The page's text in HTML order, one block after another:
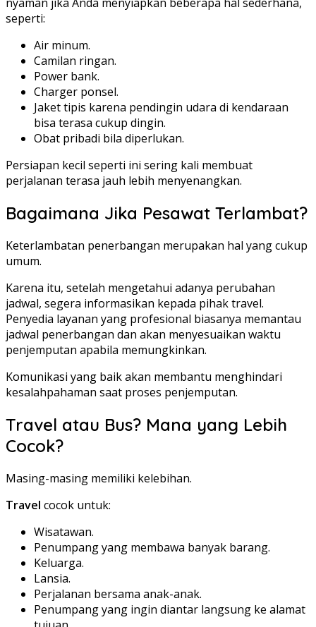
seperti:
Air minum.
Camilan ringan.
Power bank.
Charger ponsel.
Jaket tipis karena pendingin udara di kendaraan
bisa terasa cukup dingin.
Obat pribadi bila diperlukan.
Persiapan kecil seperti ini sering kali membuat
perjalanan terasa jauh lebih menyenangkan.
Bagaimana Jika Pesawat Terlambat?
Keterlambatan penerbangan merupakan hal yang cukup
umum.
Karena itu, setelah mengetahui adanya perubahan
jadwal, segera informasikan kepada pihak travel.
Penyedia layanan yang profesional biasanya memantau
jadwal penerbangan dan akan menyesuaikan waktu
penjemputan apabila memungkinkan.
Komunikasi yang baik akan membantu menghindari
kesalahpahaman saat proses penjemputan.
Travel atau Bus? Mana yang Lebih
Cocok?
Masing-masing memiliki kelebihan.
Travel cocok untuk:
Wisatawan.
Penumpang yang membawa banyak barang.
Keluarga.
Lansia.
Perjalanan bersama anak-anak.
Penumpang yang ingin diantar langsung ke alamat